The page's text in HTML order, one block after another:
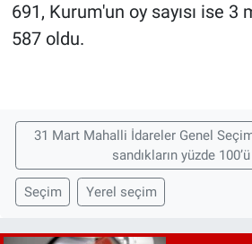
691, Kurum'un oy sayısı ise 3
587 oldu.
31 Mart Mahalli İdareler Genel
sandıkların yüzde 100’ü
Seçim Yerel seçim